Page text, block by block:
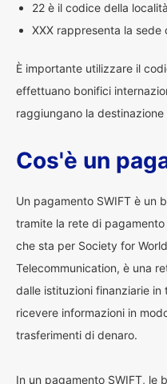
22 è il codice della località
XXX rappresenta la sede
È importante utilizzare il
effettuano bonifici
raggiungano la
Cos'è un
Un pagamento SWIFT è un
tramite la rete di pagamento
che sta per Society for
Telecommunication, è una
dalle istituzioni finanziarie
ricevere informazioni in
trasferimenti di denaro.
In un pagamento SWIFT, le